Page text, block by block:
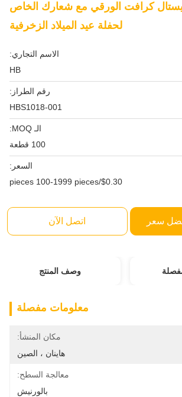
كرافت الورقي مع شعارك الخاص
لحفلة عيد الميلاد الزخرفية
الاسم التجاري:
HB
رقم الطراز:
HBS1018-001
الـ MOQ:
100 قطعة
السعر:
$0.30/pieces 100-1999 pieces
سعر اتصل الآن
وصف المنتج
معلومات مفصلة
مكان المنشأ:
هاينان ، الصين
معالجة السطح:
بالورنيش